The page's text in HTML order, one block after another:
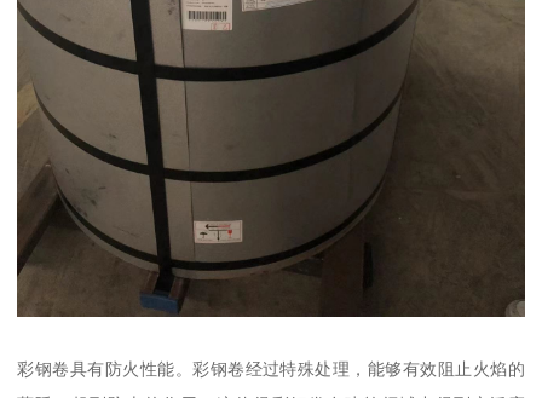
彩钢卷具有防火性能。彩钢卷经过特殊处理，能够有效阻止火焰的